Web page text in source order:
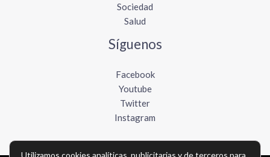
Sociedad
Salud
Síguenos
Facebook
Youtube
Twitter
Instagram
Utilizamos cookies analíticas, publicitarias y de terceros para